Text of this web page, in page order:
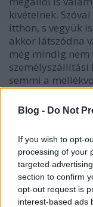
Blog - Do Not
If you wish to opt-
processing of your
targeted
section to confirm
opt-out request is
interest-based ads
kivételnek.
itthon, s vegyük
akkor látszódna
még mindig
semmi a
döntenek majd,
nemsokára vége
vonatkozik ez a
győzzük
lehet előre
Hacsak nem az
megköszönöm
kommentet! :)